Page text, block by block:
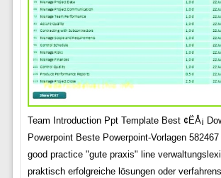
Team Introduction Ppt Template Best ¢ËÅ¡
Powerpoint Beste Powerpoint-Vorlagen 582467
good practice "gute praxis" line
praktisch erfolgreiche lösungen oder